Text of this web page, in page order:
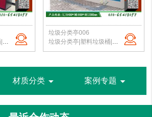
垃圾分类亭006
垃圾分类亭|塑料垃圾桶|户外垃圾站|公园垃圾桶|学校分类垃圾亭|北京垃圾桶厂家
材质分类 arrow_drop_down 案例专题 arrow_drop_down